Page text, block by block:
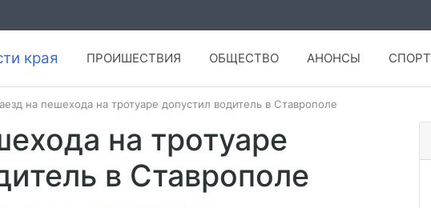
ПРОИШЕСТВИЯ ОБЩЕСТВО АНОНСЫ СПОРТ
на пешехода на тротуаре допустил водитель в Ставрополе
на тротуаре
в Ставрополе